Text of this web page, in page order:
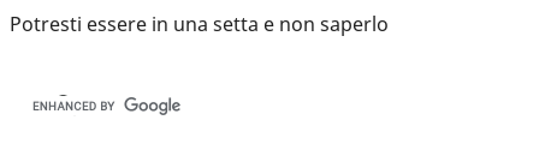
Potresti essere in una setta e non saperlo